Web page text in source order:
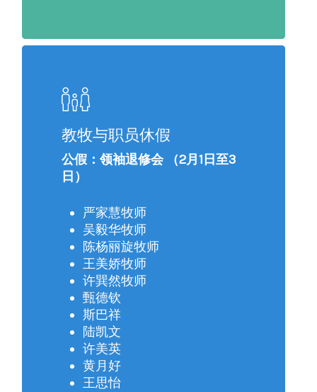
教牧与职员休假
公假：领袖退修会 （2月1日至3
日）
严家慧牧师
吴毅华牧师
陈杨丽旋牧师
王美娇牧师
许巽然牧师
甄德钦
斯巴祥
陆凯文
许美英
黄月好
王思怡